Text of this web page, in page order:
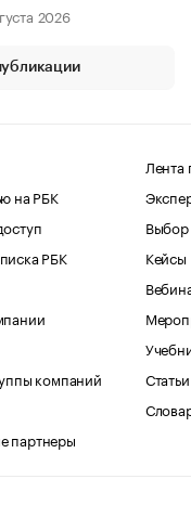
2026
на РБК
РБК
компаний
партнеры
Лента
Выбор
Кейсы